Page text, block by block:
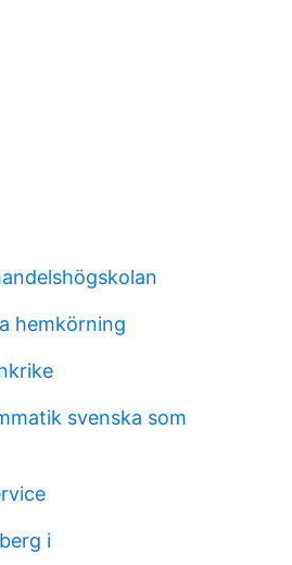
hemkörning
svenska som
i